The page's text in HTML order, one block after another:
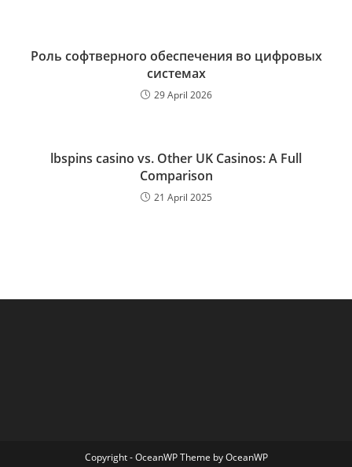
Роль софтверного обеспечения во цифровых
системах
29 April 2026
lbspins casino vs. Other UK Casinos: A Full
Comparison
21 April 2025
Copyright - OceanWP Theme by OceanWP